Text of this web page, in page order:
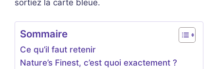
sorti​ez la carte bleue.
Sommaire
Ce qu’il faut retenir
Nature’s Finest, c’est quoi exactement ?